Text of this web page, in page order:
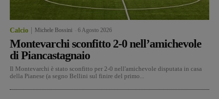
Calcio Michele Bossini 6 Agosto 2026
Montevarchi sconfitto 2-0 nell’amichevole
di Piancastagnaio
Il Montevarchi è stato sconfitto per 2-0 nell'amichevole disputata in casa
della Pianese (a segno Bellini sul finire del primo...